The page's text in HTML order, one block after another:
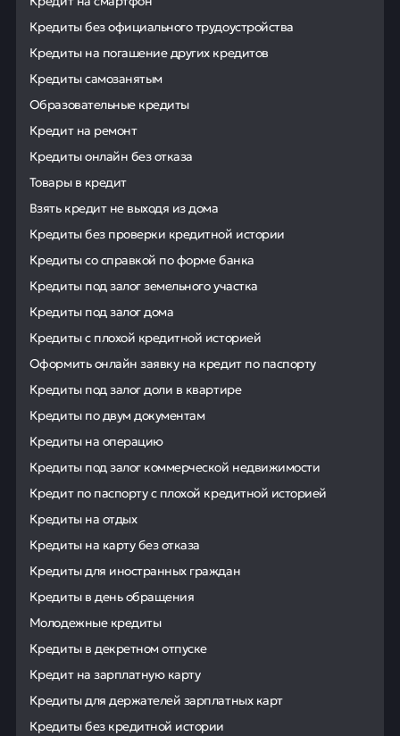
Кредиты без официального трудоустройства
Кредиты на погашение других кредитов
Кредиты самозанятым
Образовательные кредиты
Кредит на ремонт
Кредиты онлайн без отказа
Товары в кредит
Взять кредит не выходя из дома
Кредиты без проверки кредитной истории
Кредиты со справкой по форме банка
Кредиты под залог земельного участка
Кредиты под залог дома
Кредиты с плохой кредитной историей
Оформить онлайн заявку на кредит по паспорту
Кредиты под залог доли в квартире
Кредиты по двум документам
Кредиты на операцию
Кредиты под залог коммерческой недвижимости
Кредит по паспорту с плохой кредитной историей
Кредиты на отдых
Кредиты на карту без отказа
Кредиты для иностранных граждан
Кредиты в день обращения
Молодежные кредиты
Кредиты в декретном отпуске
Кредит на зарплатную карту
Кредиты для держателей зарплатных карт
Кредиты без кредитной истории